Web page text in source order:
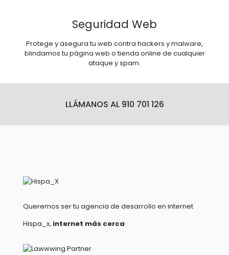
Seguridad Web
Protege y asegura tu web contra hackers y malware,
blindamos tu página web o tienda online de cualquier
ataque y spam.
LLÁMANOS AL 910 701 126
Queremos ser tu agencia de desarrollo en internet
Hispa_x, internet más cerca